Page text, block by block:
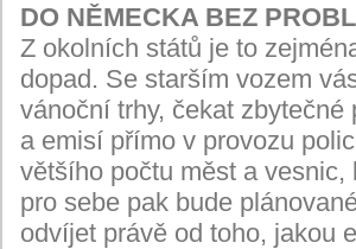
DO NĚMECKA BEZ
Z okolních států je to
dopad. Se starším vozem
vánoční trhy, čekat
a emisí přímo v provozu
většího počtu měst a
pro sebe pak bude
odvíjet právě od toho, jakou